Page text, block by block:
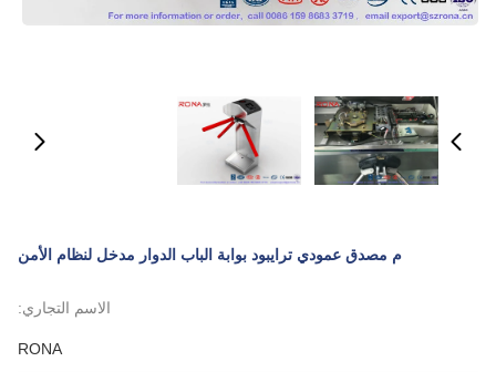
م مصدق عمودي ترايبود بوابة الباب الدوار مدخل لنظام الأمن
الاسم التجاري:
RONA